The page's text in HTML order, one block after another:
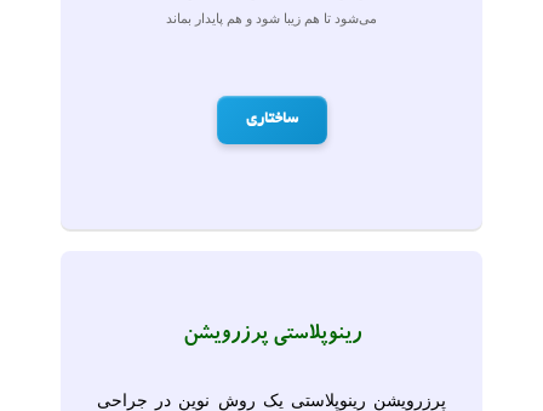
می‌شود تا هم زیبا شود و هم پایدار بماند
ساختاری
رینوپلاستی پرزرویشن
پرزرویشن رینوپلاستی یک روش نوین در جراحی